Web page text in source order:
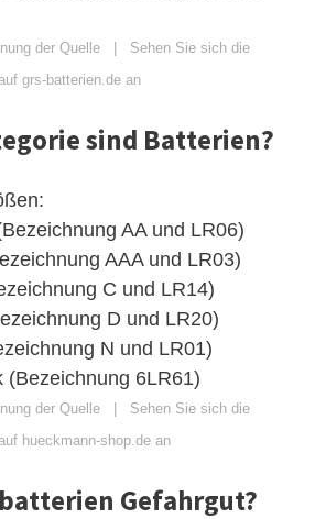
der Quelle | Sehen Sie sich die
grs-batterien.de an
sind Batterien?
AA und LR06)
AAA und LR03)
C und LR14)
D und LR20)
N und LR01)
(Bezeichnung 6LR61)
der Quelle | Sehen Sie sich die
hueckmann-shop.de an
Gefahrgut?